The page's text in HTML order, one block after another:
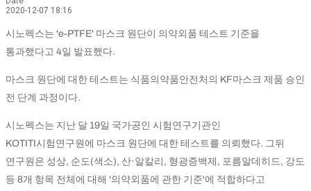
2020-12-07 18:16
시노펙스는 'e-PTFE' 마스크 원단이 의약외품 테스트 기준을
통과했다고 4일 발표했다.
마스크 원단에 대한 테스트는 식품의약품안전처의 KF마스크 제품 승인
전 단계 과정이다.
시노펙스는 지난 달 19일 국가공인 시험연구기관인
KOTITI시험연구원에 마스크 원단에 대한 테스트를 의뢰했다. 그뒤
연구원은 성상, 순도(색소), 산·알칼리, 형광증백제, 포름알데히드, 강도
등 8개 항목 전체에 대해 '의약외품에 관한 기준'에 적합하다고